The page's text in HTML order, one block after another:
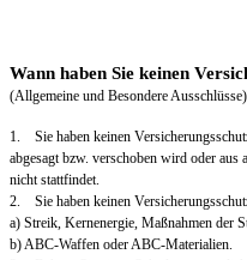
Wann haben Sie keinen
(Allgemeine und Besondere
1. Sie haben keinen
abgesagt bzw. verschoben wird oder aus
nicht stattfindet.
2. Sie haben keinen
a) Streik, Kernenergie, Maßnahmen der
b) ABC-Waffen oder ABC-Materialien.